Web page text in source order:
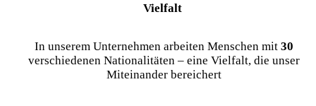
Vielfalt
In unserem Unternehmen arbeiten Menschen mit 30
verschiedenen Nationalitäten – eine Vielfalt, die unser
Miteinander bereichert